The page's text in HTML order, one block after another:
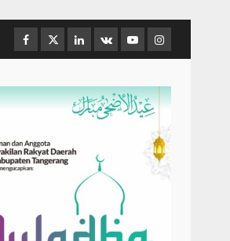
Facebook
TwitterLinkedin
VK YoutubeInstagram